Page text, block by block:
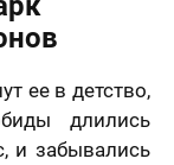
ее в детство,
длились
и забывались